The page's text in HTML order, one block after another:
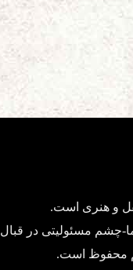
و هنری است.
چشم مسئولیتی در قبال
محفوظ است.